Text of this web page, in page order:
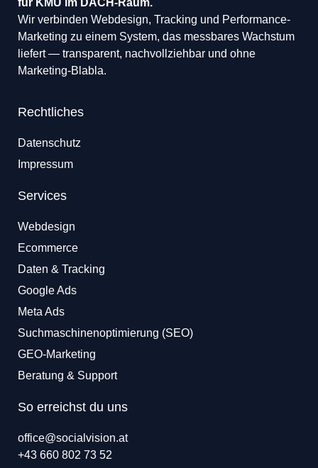
Wir verbinden Webdesign, Tracking und Performance-
Marketing zu einem System, das messbares Wachstum
liefert — transparent, nachvollziehbar und ohne
Marketing-Blabla.
Rechtliches
Datenschutz
Impressum
Services
Webdesign
Ecommerce
Daten & Tracking
Google Ads
Meta Ads
Suchmaschinenoptimierung (SEO)
GEO-Marketing
Beratung & Support
So erreichst du uns
office@socialvision.at
+43 660 802 73 52